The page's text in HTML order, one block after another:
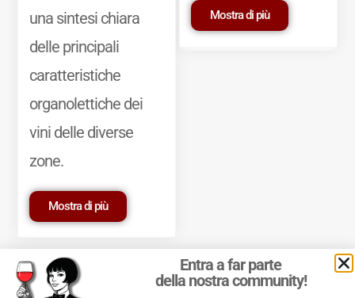
una sintesi chiara
delle principali
caratteristiche
organolettiche dei
vini delle diverse
zone.
Mostra di più
Mostra di più
Entra a far parte
della nostra community!